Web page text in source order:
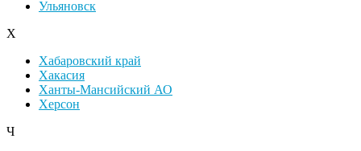
Ульяновск
Х
Хабаровский край
Хакасия
Ханты-Мансийский АО
Херсон
Ч